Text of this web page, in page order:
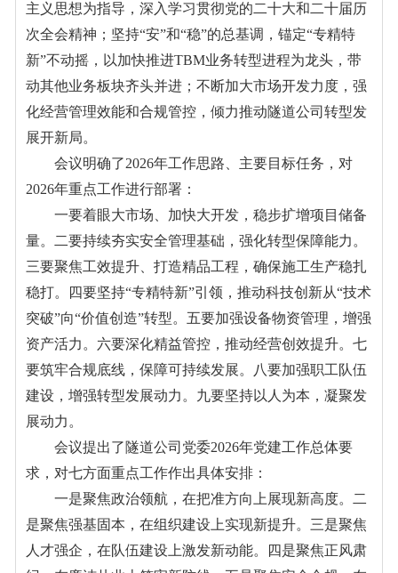
主义思想为指导，深入学习贯彻党的二十大和二十届历
次全会精神；坚持“安”和“稳”的总基调，锚定“专精特
新”不动摇，以加快推进TBM业务转型进程为龙头，带
动其他业务板块齐头并进；不断加大市场开发力度，强
化经营管理效能和合规管控，倾力推动隧道公司转型发
展开新局。
会议明确了2026年工作思路、主要目标任务，对
2026年重点工作进行部署：
一要着眼大市场、加快大开发，稳步扩增项目储备
量。二要持续夯实安全管理基础，强化转型保障能力。
三要聚焦工效提升、打造精品工程，确保施工生产稳扎
稳打。四要坚持“专精特新”引领，推动科技创新从“技术
突破”向“价值创造”转型。五要加强设备物资管理，增强
资产活力。六要‌深化精益管控，推动经营创效提升。七
要筑牢合规底线，保障可持续发展。八要加强职工队伍
建设，增强转型发展动力。九要坚持以人为本，凝聚发
展动力。
会议提出了隧道公司党委2026年党建工作总体要
求，对七方面重点工作作出具体安排：
一是聚焦政治领航，在把准方向上展现新高度。二
是聚焦强基固本，在组织建设上实现新提升。三是聚焦
人才强企，在队伍建设上激发新动能。四是聚焦正风肃